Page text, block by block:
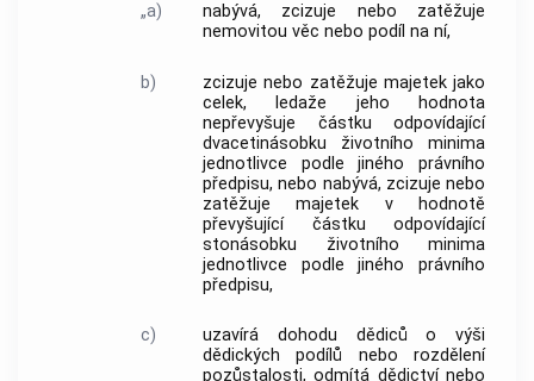
„a)
nabývá, zcizuje nebo zatěžuje
nemovitou věc nebo podíl na ní,
b)
zcizuje nebo zatěžuje majetek jako
celek, ledaže jeho hodnota
nepřevyšuje částku odpovídající
dvacetinásobku životního minima
jednotlivce podle jiného právního
předpisu, nebo nabývá, zcizuje nebo
zatěžuje majetek v hodnotě
převyšující částku odpovídající
stonásobku životního minima
jednotlivce podle jiného právního
předpisu,
c)
uzavírá dohodu dědiců o výši
dědických podílů nebo rozdělení
pozůstalosti, odmítá dědictví nebo